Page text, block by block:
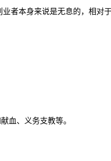
者本身来说是无息的，相对
血、义务支教等。